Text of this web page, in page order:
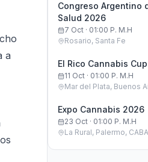
a
Congreso Argentino
Salud 2026
7 Oct · 01:00 P. M.h
Rosario, Santa Fe
El Rico Cannabis
11 Oct · 01:00 P. M.h
Mar del Plata, Buenos
Expo Cannabis 2026
23 Oct · 01:00 P. M.h
La Rural, Palermo, CABA